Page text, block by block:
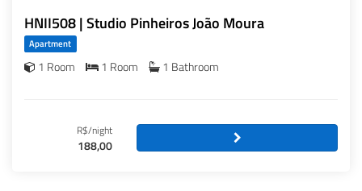
HNII508 | Studio Pinheiros João Moura
Apartment
1 Room 1 Room 1 Bathroom
R$/night
188,00